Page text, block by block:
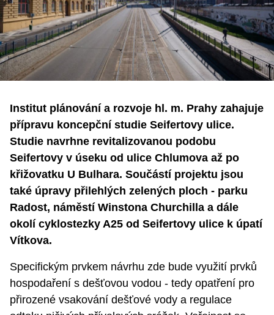
Institut plánování a rozvoje hl. m. Prahy zahajuje
přípravu koncepční studie Seifertovy ulice.
Studie navrhne revitalizovanou podobu
Seifertovy v úseku od ulice Chlumova až po
křižovatku U Bulhara. Součástí projektu jsou
také úpravy přilehlých zelených ploch - parku
Radost, náměstí Winstona Churchilla a dále
okolí cyklostezky A25 od Seifertovy ulice k úpatí
Vítkova.
Specifickým prvkem návrhu zde bude využití prvků
hospodaření s dešťovou vodou - tedy opatření pro
přirozené vsakování dešťové vody a regulace